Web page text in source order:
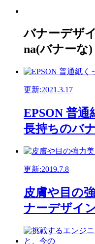
バナーデザ
na(バナーな)
更新:2021.3.17
EPSON 普
長持ちのバ
更新:2019.7.8
皮膚や目の
ナーデザイ